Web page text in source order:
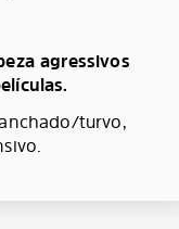
agressivos
turvo,